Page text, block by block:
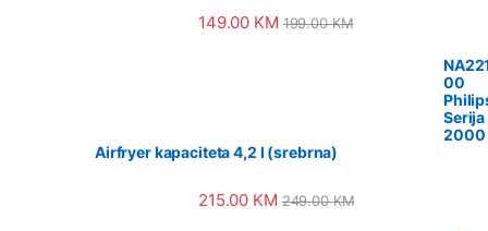
149.00 KM 199.00KM
00
Serija
2000
Airfryer kapaciteta 4,2 l (srebrna)
215.00 KM 249.00KM